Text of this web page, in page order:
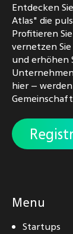
Entdecken
Atlas" die
Profitieren
vernetzen
und erhöhen
hier –
Menu
Startups